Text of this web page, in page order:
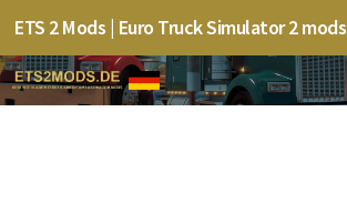
ETS 2 Mods | Euro Truck Simulator 2 mods